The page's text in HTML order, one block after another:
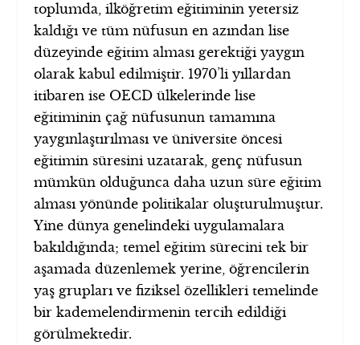
toplumda, ilköğretim eğitiminin yetersiz
kaldığı ve tüm nüfusun en azından lise
düzeyinde eğitim alması gerektiği yaygın
olarak kabul edilmiştir. 1970’li yıllardan
itibaren ise OECD ülkelerinde lise
eğitiminin çağ nüfusunun tamamına
yaygınlaştırılması ve üniversite öncesi
eğitimin süresini uzatarak, genç nüfusun
mümkün olduğunca daha uzun süre eğitim
alması yönünde politikalar oluşturulmuştur.
Yine dünya genelindeki uygulamalara
bakıldığında; temel eğitim sürecini tek bir
aşamada düzenlemek yerine, öğrencilerin
yaş grupları ve fiziksel özellikleri temelinde
bir kademelendirmenin tercih edildiği
görülmektedir.